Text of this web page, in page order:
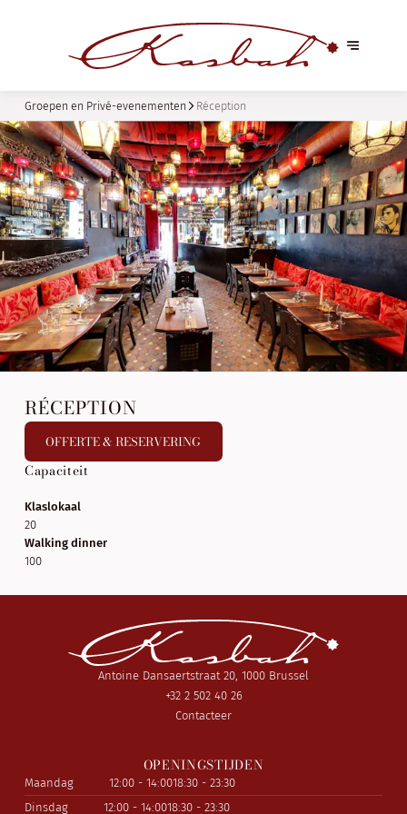
Groepen en Privé-evenementen Réception
RÉCEPTION
OFFERTE & RESERVERING
Capaciteit
Klaslokaal
20
Walking dinner
100
Antoine Dansaertstraat 20, 1000 Brussel
+32 2 502 40 26
Contacteer
OPENINGSTIJDEN
Maandag 12:00 - 14:0018:30 - 23:30
Dinsdag
12:00 - 14:0018:30 - 23:30